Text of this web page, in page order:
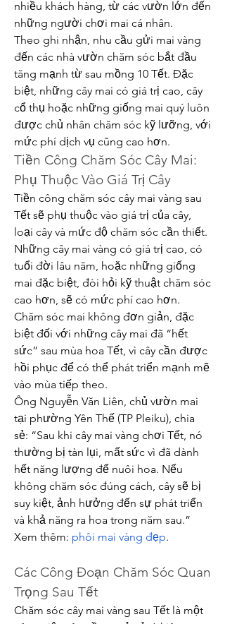
nhiều khách hàng, từ các vườn lớn đến
những người chơi mai cá nhân.
Theo ghi nhận, nhu cầu gửi mai vàng
đến các nhà vườn chăm sóc bắt đầu
tăng mạnh từ sau mồng 10 Tết. Đặc
biệt, những cây mai có giá trị cao, cây
cổ thụ hoặc những giống mai quý luôn
được chủ nhân chăm sóc kỹ lưỡng, với
mức phí dịch vụ cũng cao hơn.
Tiền Công Chăm Sóc Cây Mai:
Phụ Thuộc Vào Giá Trị Cây
Tiền công chăm sóc cây mai vàng sau
Tết sẽ phụ thuộc vào giá trị của cây,
loại cây và mức độ chăm sóc cần thiết.
Những cây mai vàng có giá trị cao, có
tuổi đời lâu năm, hoặc những giống
mai đặc biệt, đòi hỏi kỹ thuật chăm sóc
cao hơn, sẽ có mức phí cao hơn.
Chăm sóc mai không đơn giản, đặc
biệt đối với những cây mai đã “hết
sức” sau mùa hoa Tết, vì cây cần được
hồi phục để có thể phát triển mạnh mẽ
vào mùa tiếp theo.
Ông Nguyễn Văn Liên, chủ vườn mai
tại phường Yên Thế (TP Pleiku), chia
sẻ: “Sau khi cây mai vàng chơi Tết, nó
thường bị tàn lụi, mất sức vì đã dành
hết năng lượng để nuôi hoa. Nếu
không chăm sóc đúng cách, cây sẽ bị
suy kiệt, ảnh hưởng đến sự phát triển
và khả năng ra hoa trong năm sau.”
Xem thêm: phôi mai vàng đẹp.
Các Công Đoạn Chăm Sóc Quan
Trọng Sau Tết
Chăm sóc cây mai vàng sau Tết là một